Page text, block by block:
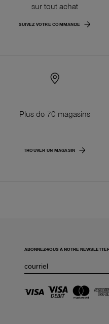
sur tout achat
SUIVEZ VOTRE COMMANDE
Plus de 70 magasins
TROUVER UN MAGASIN
ABONNEZ-VOUS À NOTRE